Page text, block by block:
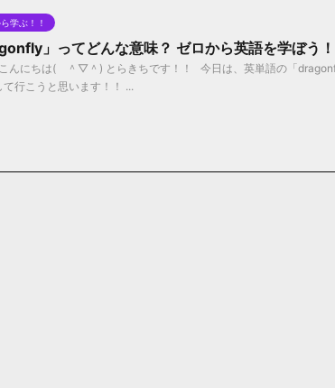
学ぶ！！
」ってどんな意味？ ゼロから英語を学ぼう！
にちは( ＾▽＾) とらきちです！！ 今日は、英単語の「
行こうと思います！！ ...